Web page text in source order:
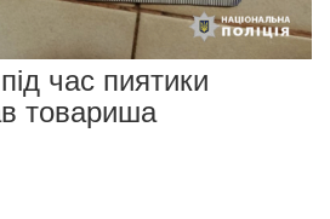
час пиятики
товариша